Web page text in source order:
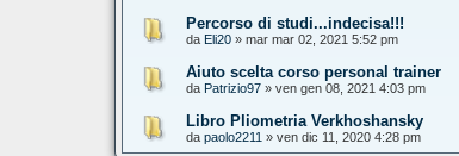
Percorso di studi...indecisa!!!
da Eli20 » mar mar 02, 2021 5:52 pm
Aiuto scelta corso personal trainer
da Patrizio97 » ven gen 08, 2021 4:03 pm
Libro Pliometria Verkhoshansky
da paolo2211 » ven dic 11, 2020 4:28 pm